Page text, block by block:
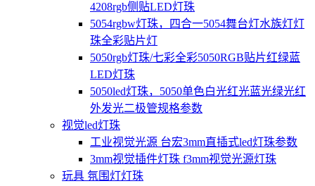
4208rgb侧贴LED灯珠
5054rgbw灯珠，四合一5054舞台灯水族灯灯
珠全彩贴片灯
5050rgb灯珠/七彩全彩5050RGB贴片红绿蓝
LED灯珠
5050led灯珠，5050单色白光红光蓝光绿光红
外发光二极管规格参数
视觉led灯珠
工业视觉光源 台宏3mm直插式led灯珠参数
3mm视觉插件灯珠 f3mm视觉光源灯珠
玩具 氛围灯灯珠